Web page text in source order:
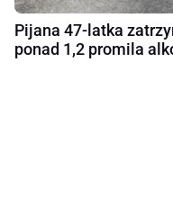
Pijana 47-latka
ponad 1,2 promila